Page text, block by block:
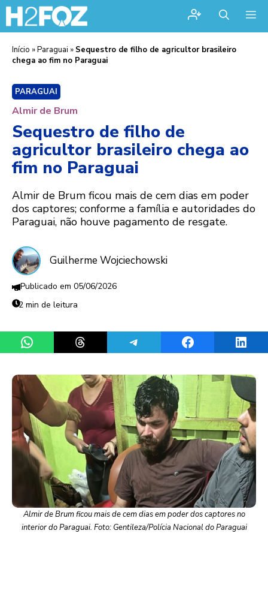
Início »Paraguai » Sequestro de filho de agricultor brasileiro
chega ao fim no Paraguai
PARAGUAI
Almir de Brum
Sequestro de filho de
agricultor brasileiro chega ao
fim no Paraguai
Almir de Brum ficou mais de cem dias em poder
dos captores; conforme a família e autoridades do
Paraguai, não houve pagamento de resgate.
Guilherme Wojciechowski
05/06/2026
2 min de leitura
Share on WhatsAppShare on ThreadsShare on TelegramShare on Facebook
Almir de Brum ficou mais de cem dias em poder dos captores no
interior do Paraguai. Foto: Gentileza/Polícia Nacional do Paraguai